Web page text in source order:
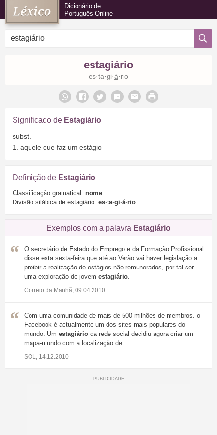
Dicionário de
Português Online
estagiário
es·ta·gi·á·rio
Significado de Estagiário
subst.
1. aquele que faz um estágio
Definição de Estagiário
Classificação gramatical: nome
Divisão silábica de estagiário: es·ta·gi·á·rio
Exemplos com a palavra Estagiário
O secretário de Estado do Emprego e da Formação Profissional
disse esta sexta-feira que até ao Verão vai haver legislação a
proibir a realização de estágios não remunerados, por tal ser
uma exploração do jovem estagiário
Correio da Manhã, 09.04.2010
Com uma comunidade de mais de 500 milhões de membros, o
Facebook é actualmente um dos sites mais populares do
mundo. Um estagiário da rede social decidiu agora criar um
mapa-mundo com a localização de...
SOL, 14.12.2010